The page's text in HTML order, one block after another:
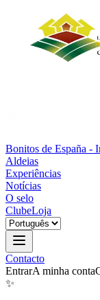
Bonitos de España -
Aldeias
Experiências
Notícias
O selo
ClubeLoja
Contacto
EntrarA minha conta
✨